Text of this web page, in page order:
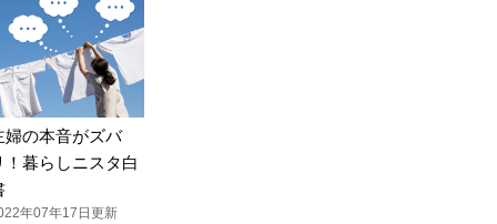
婦の本音がズバ
！暮らしニスタ白
年07年17日更新